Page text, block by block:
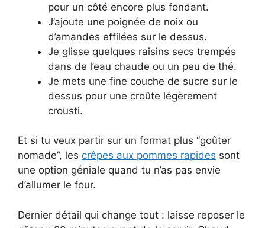
pour un côté encore plus fondant.
J’ajoute une poignée de noix ou
d’amandes effilées sur le dessus.
Je glisse quelques raisins secs trempés
dans de l’eau chaude ou un peu de thé.
Je mets une fine couche de sucre sur le
dessus pour une croûte légèrement
crousti.
Et si tu veux partir sur un format plus “goûter
nomade”, les crêpes aux pommes rapides sont
une option géniale quand tu n’as pas envie
d’allumer le four.
Dernier détail qui change tout : laisse reposer le